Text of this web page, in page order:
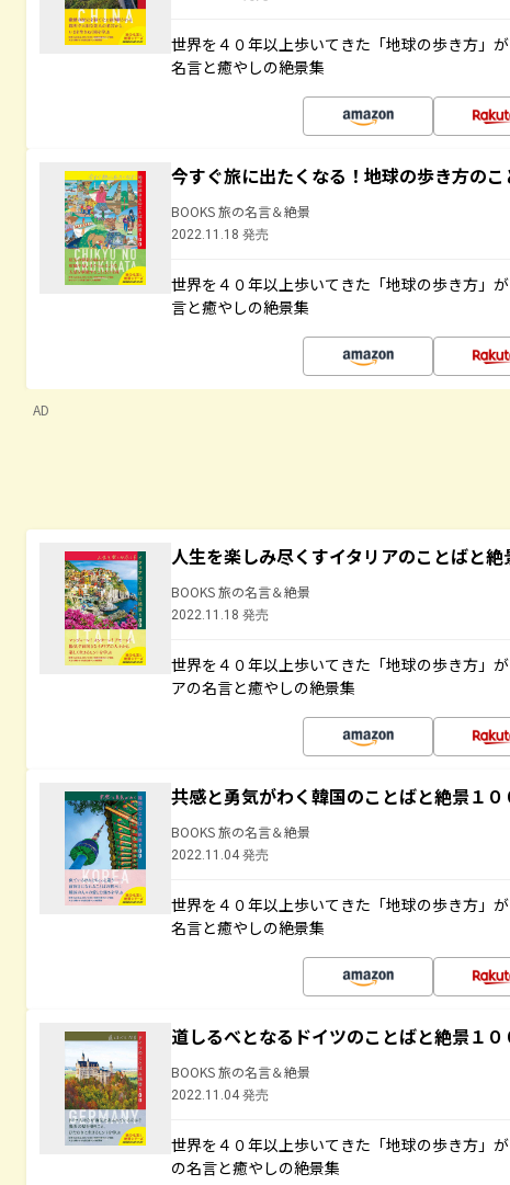
世界を４０年以上歩いてきた「地球の歩き方」
名言と癒やしの絶景集
今すぐ旅に出たくなる！地球の歩き方のこ
BOOKS 旅の名言＆絶景
2022.11.18 発売
世界を４０年以上歩いてきた「地球の歩き方」
言と癒やしの絶景集
AD
人生を楽しみ尽くすイタリアのことばと絶
BOOKS 旅の名言＆絶景
2022.11.18 発売
世界を４０年以上歩いてきた「地球の歩き方」
アの名言と癒やしの絶景集
共感と勇気がわく韓国のことばと絶景１０
BOOKS 旅の名言＆絶景
2022.11.04 発売
世界を４０年以上歩いてきた「地球の歩き方」
名言と癒やしの絶景集
道しるべとなるドイツのことばと絶景１０
BOOKS 旅の名言＆絶景
2022.11.04 発売
世界を４０年以上歩いてきた「地球の歩き方」
の名言と癒やしの絶景集